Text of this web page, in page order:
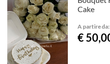
Cake
A partire da:
€